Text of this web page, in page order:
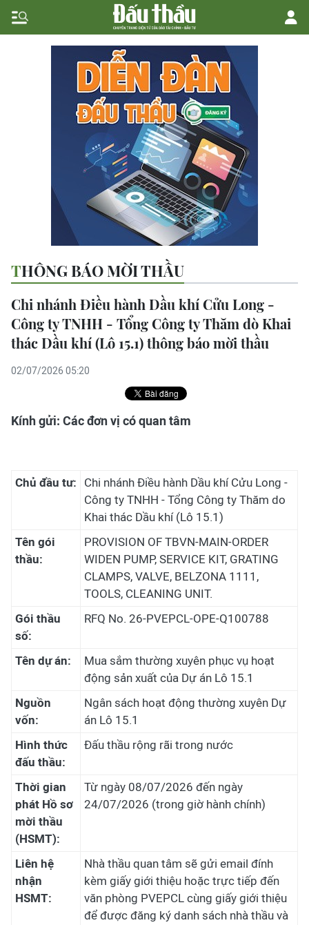
THÔNG BÁO MỜI THẦU
Chi nhánh Điều hành Dầu khí Cửu Long -
Công ty TNHH - Tổng Công ty Thăm dò Khai
thác Dầu khí (Lô 15.1) thông báo mời thầu
02/07/2026 05:20
Kính gửi: Các đơn vị có quan tâm
Chủ đầu tư:
Chi nhánh Điều hành Dầu khí Cửu Long -
Công ty TNHH - Tổng Công ty Thăm do
Khai thác Dầu khí (Lô 15.1)
Tên gói
thầu:
PROVISION OF TBVN-MAIN-ORDER
WIDEN PUMP, SERVICE KIT, GRATING
CLAMPS, VALVE, BELZONA 1111,
TOOLS, CLEANING UNIT.
Gói thầu
số:
RFQ No. 26-PVEPCL-OPE-Q100788
Tên dự án:
Mua sắm thường xuyên phục vụ hoạt
động sản xuất của Dự án Lô 15.1
Nguồn
vốn:
Ngân sách hoạt động thường xuyên Dự
án Lô 15.1
Hình thức
đấu thầu:
Đấu thầu rộng rãi trong nước
Thời gian
phát Hồ sơ
mời thầu
(HSMT):
Từ ngày 08/07/2026 đến ngày
24/07/2026 (trong giờ hành chính)
Liên hệ
nhận
HSMT:
Nhà thầu quan tâm sẽ gửi email đính
kèm giấy giới thiệu hoặc trực tiếp đến
văn phòng PVEPCL cùng giấy giới thiệu
để được đăng ký danh sách nhà thầu và